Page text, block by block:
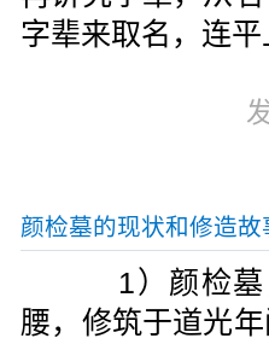
字辈来取名，连
颜检墓的现状和修造故
1）颜检墓
腰，修筑于道光